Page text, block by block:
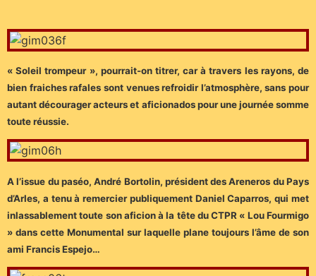
« Soleil trompeur », pourrait-on titrer, car à travers les rayons, de
bien fraiches rafales sont venues refroidir l’atmosphère, sans pour
autant décourager acteurs et aficionados pour une journée somme
toute réussie.
A l’issue du paséo, André Bortolin, président des Areneros du Pays
d’Arles, a tenu à remercier publiquement Daniel Caparros, qui met
inlassablement toute son aficion à la tête du CTPR « Lou Fourmigo
» dans cette Monumental sur laquelle plane toujours l’âme de son
ami Francis Espejo…